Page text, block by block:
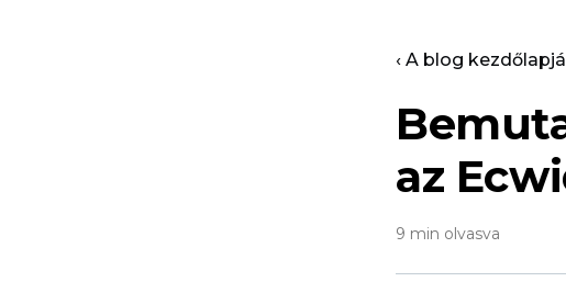
‹ A blog
az
9 min olvasva